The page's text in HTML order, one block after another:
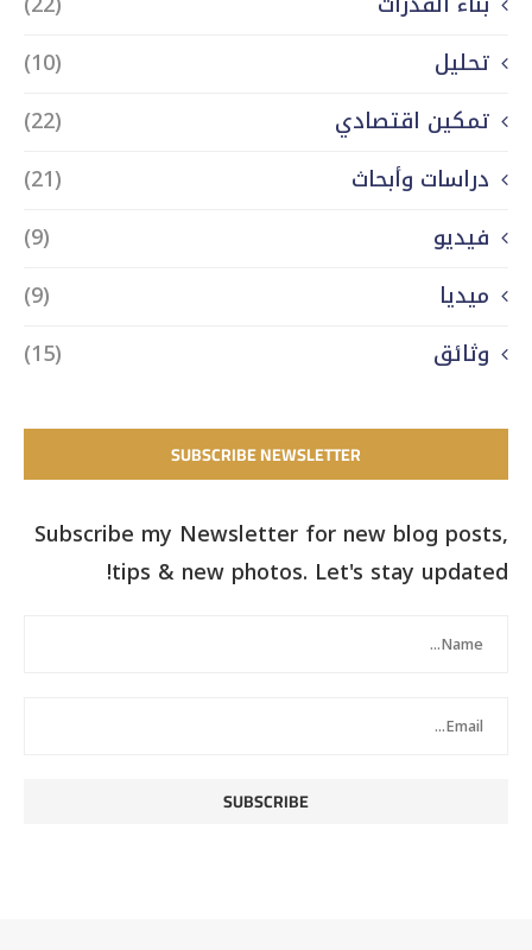
تحليل
(10)
تمكين اقتصادي
(22)
دراسات وأبحاث
(21)
فيديو
(9)
ميديا
(9)
وثائق
(15)
SUBSCRIBE NEWSLETTER
Subscribe my Newsletter for new blog posts,
tips & new photos. Let's stay updated!